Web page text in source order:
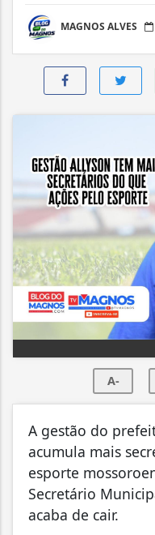
MAGNOS ALVES
A-
A gestão do
acumula mais
esporte
Secretário
acaba de cair.